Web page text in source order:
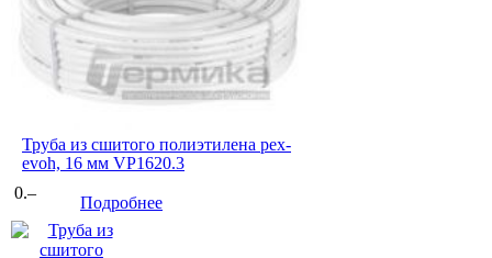
Труба из сшитого полиэтилена pex-
evoh, 16 мм VP1620.3
0.–
Подробнее